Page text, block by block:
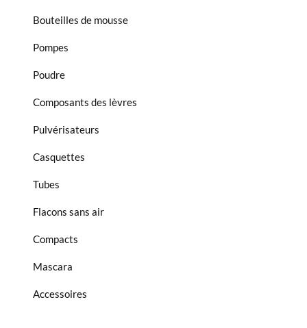
Bouteilles de mousse
Pompes
Poudre
Composants des lèvres
Pulvérisateurs
Casquettes
Tubes
Flacons sans air
Compacts
Mascara
Accessoires